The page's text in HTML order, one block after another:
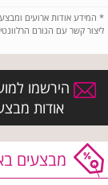
* המידע אודות ארועים
ליצור קשר עם הגורם
הירשמו
אודות
מבצעים